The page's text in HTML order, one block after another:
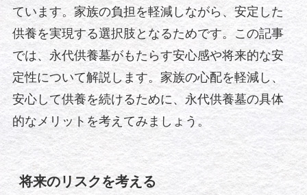
ています。家族の負担を軽減しながら、安定した
供養を実現する選択肢となるためです。この記事
では、永代供養墓がもたらす安心感や将来的な安
定性について解説します。家族の心配を軽減し、
安心して供養を続けるために、永代供養墓の具体
的なメリットを考えてみましょう。
将来のリスクを考える